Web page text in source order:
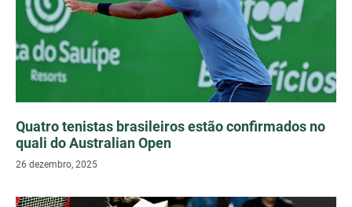
Quatro tenistas brasileiros estão confirmados no
quali do Australian Open
26 dezembro, 2025